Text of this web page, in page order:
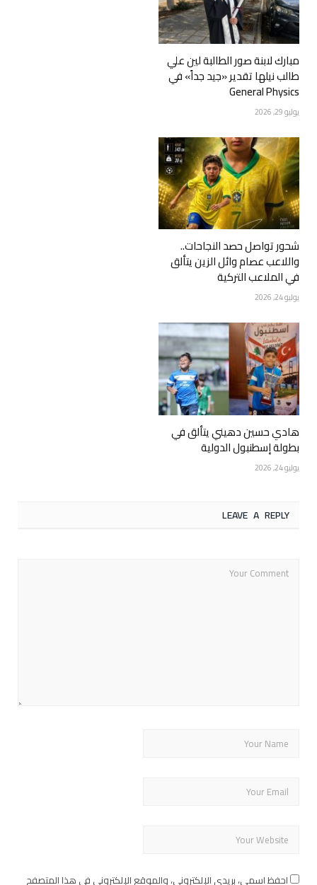
مبارك لابنة صور الطالبة لين علي
طالب نيلها تقدير «جيد جداً» في
General Physics
يوليو 29, 2026
شحور تواصل حصد النجاحات..
واللاعب عصام وائل الزين يتألق
في الملاعب التركية
يوليو 24, 2026
هادي حسين دهيني يتألق في
بطولة إسطنبول الدولية
يوليو 24, 2026
LEAVE A REPLY
احفظ اسمي، بريدي الإلكتروني، والموقع الإلكتروني في هذا المتصفح